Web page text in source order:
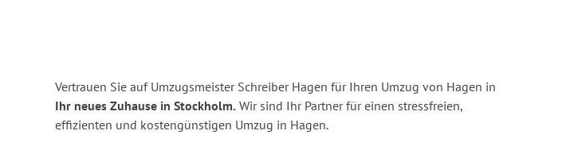
Vertrauen Sie auf Umzugsmeister Schreiber Hagen für Ihren Umzug von Hagen in
Ihr neues Zuhause in Stockholm. Wir sind Ihr Partner für einen stressfreien,
effizienten und kostengünstigen Umzug in Hagen.